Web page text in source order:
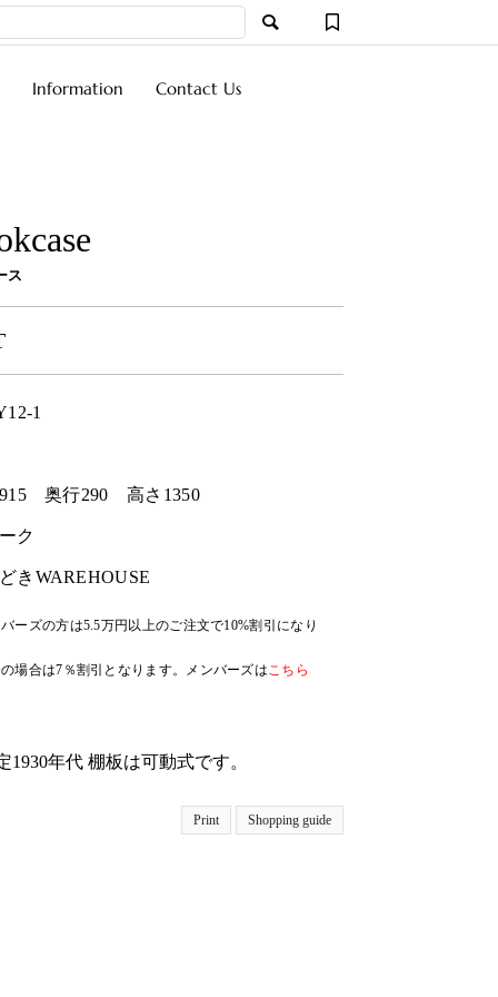
Information Contact Us
ス
1
915奥行290 高さ 1350
ク
きWAREHOUSE
ーズの方は5.5万円以上のご注文で10%割引になり
場合は7％割引となります。メンバーズはこちら
年代 棚板は可動式です。
Print Shopping guide